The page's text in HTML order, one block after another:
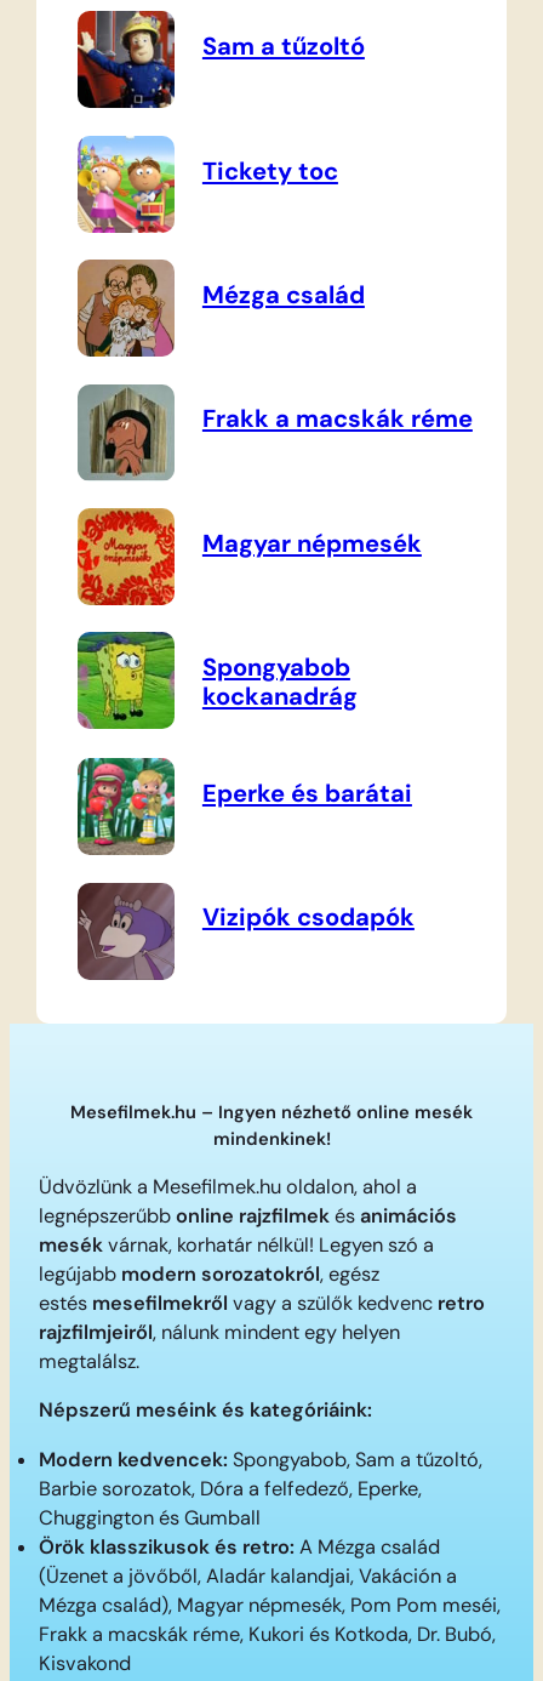
Sam a tűzoltó
Tickety toc
Mézga család
Frakk a macskák réme
Magyar népmesék
Spongyabob
kockanadrág
Eperke és barátai
Vizipók csodapók
Mesefilmek.hu – Ingyen nézhető online mesék
mindenkinek!
Üdvözlünk a Mesefilmek.hu oldalon, ahol a
legnépszerűbbonline rajzfilmekésanimációs
mesékvárnak, korhatár nélkül! Legyen szó a
legújabb modern sorozatokról, egész
estés mesefilmekről vagy a szülők kedvenc retro
rajzfilmjeiről, nálunk mindent egy helyen
megtalálsz.
Népszerű meséink és kategóriáink:
Modern kedvencek: Spongyabob, Sam a tűzoltó,
Barbie sorozatok, Dóra a felfedező, Eperke,
Chuggington és Gumball
Örök klasszikusok és retro: A Mézga család
(Üzenet a jövőből, Aladár kalandjai, Vakáción a
Mézga család), Magyar népmesék, Pom Pom meséi,
Frakk a macskák réme, Kukori és Kotkoda, Dr. Bubó,
Kisvakond